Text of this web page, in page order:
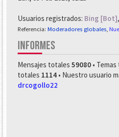
Usuarios registrados: Bing [Bot],
Referencia: Moderadores globales
INFORMES
Mensajes totales 59080 •
totales 1114 • Nuestro usuario
drcogollo22